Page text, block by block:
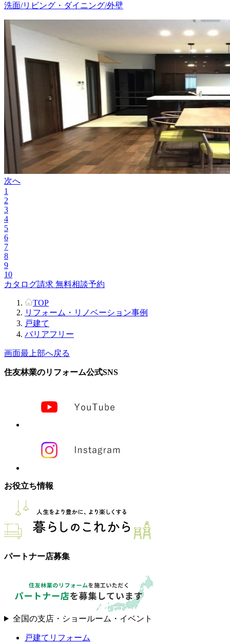
洗面/リビング・ダイニング/外壁
次へ
1
2
3
4
5
6
7
8
9
10
カタログ請求 無料相談予約
TOP
リフォーム・リノベーション事例
戸建て
バリアフリー
画面最上部へ戻る
住友林業のリフォーム公式SNS
お役立ち情報
パートナー店募集
全国の支店・ショールーム・イベント
戸建てリフォーム